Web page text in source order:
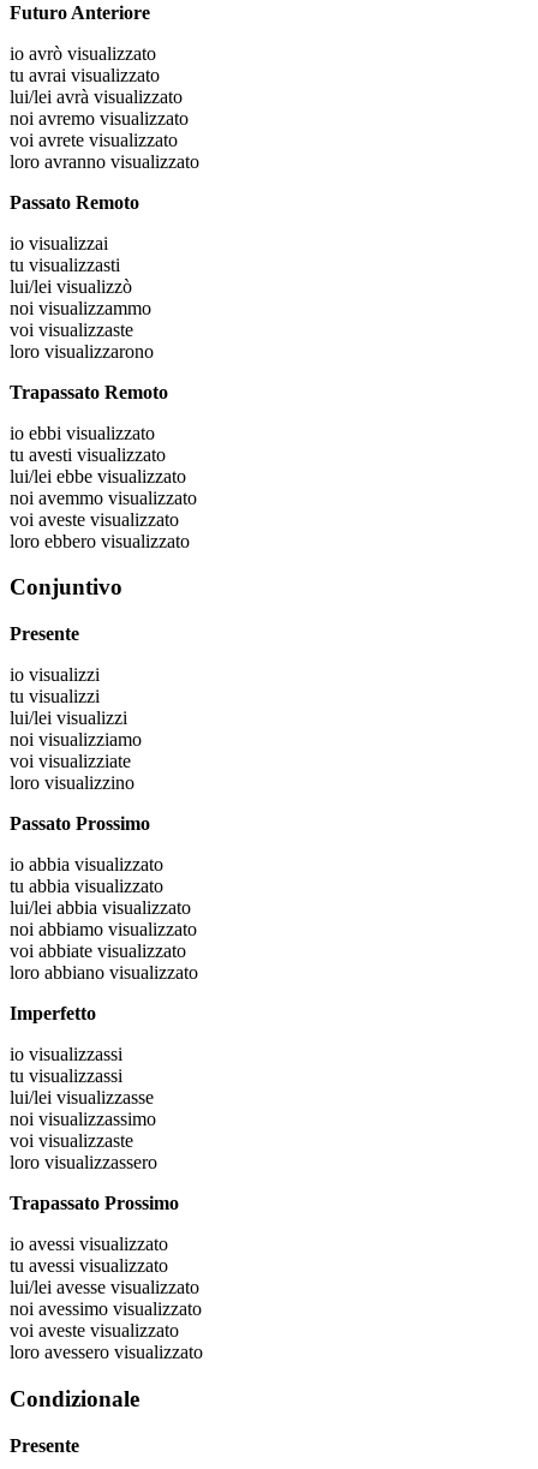
Futuro Anteriore
io avrò visualizzato
tu avrai visualizzato
lui/lei avrà visualizzato
noi avremo visualizzato
voi avrete visualizzato
loro avranno visualizzato
Passato Remoto
io visualizzai
tu visualizzasti
lui/lei visualizzò
noi visualizzammo
voi visualizzaste
loro visualizzarono
Trapassato Remoto
io ebbi visualizzato
tu avesti visualizzato
lui/lei ebbe visualizzato
noi avemmo visualizzato
voi aveste visualizzato
loro ebbero visualizzato
Conjuntivo
Presente
io visualizzi
tu visualizzi
lui/lei visualizzi
noi visualizziamo
voi visualizziate
loro visualizzino
Passato Prossimo
io abbia visualizzato
tu abbia visualizzato
lui/lei abbia visualizzato
noi abbiamo visualizzato
voi abbiate visualizzato
loro abbiano visualizzato
Imperfetto
io visualizzassi
tu visualizzassi
lui/lei visualizzasse
noi visualizzassimo
voi visualizzaste
loro visualizzassero
Trapassato Prossimo
io avessi visualizzato
tu avessi visualizzato
lui/lei avesse visualizzato
noi avessimo visualizzato
voi aveste visualizzato
loro avessero visualizzato
Condizionale
Presente